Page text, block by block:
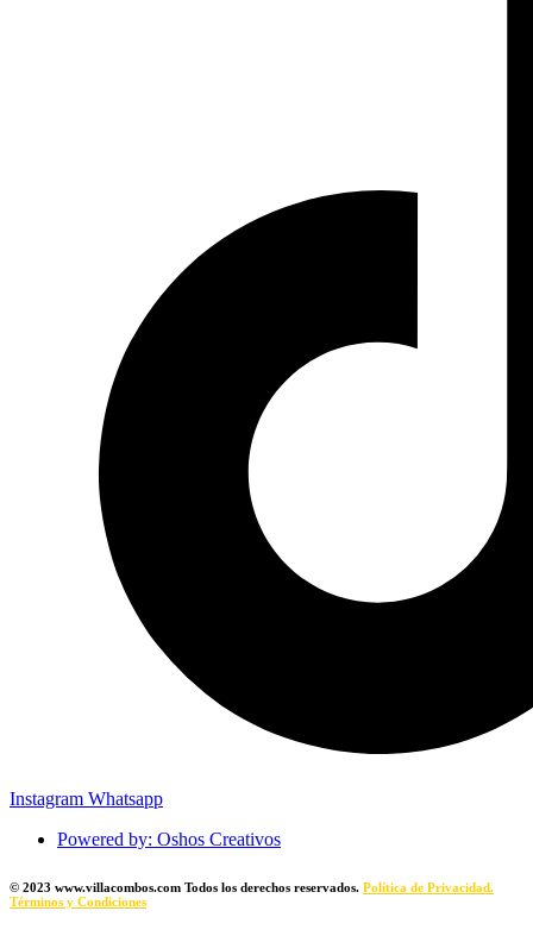
Instagram Whatsapp
Powered by: Oshos Creativos
© 2023 www.villacombos.com Todos los derechos reservados. Política de Privacidad.
Términos y Condiciones